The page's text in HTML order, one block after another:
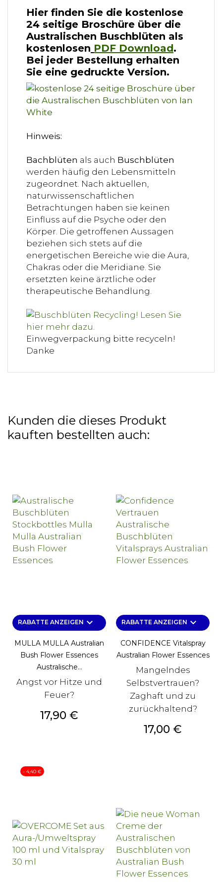
Hier finden Sie die kostenlose
24 seitige Broschüre über die
Australischen Buschblüten als
kostenlosen PDF Download.
Bei jeder Bestellung erhalten
Sie eine gedruckte Version.
Hinweis:
Bachblüten als auch Buschblüten
werden häufig den Lebensmitteln
zugeordnet. Nach aktuellen,
naturwissenschaftlichen
Betrachtungen haben sie keinen
Einfluss auf die Psyche oder den
Körper. Die getroffenen Aussagen
beziehen sich stets auf die
energetischen Bereiche wie die Aura,
Chakras oder die Meridiane. Sie
ersetzten keine ärztliche oder
therapeutische Behandlung.
Einwegverpackung bitte recyceln!
Danke
Kunden die dieses Produkt
kauften bestellten auch:
RABATTE ANZEIGEN keyboard_arrow_down
MULLA MULLA Australian
Bush Flower Essences
Australische...
Angst vor Hitze und
Feuer?
Preis
17,90 €
RABATTE ANZEIGEN keyboard_arrow_down
CONFIDENCE Vitalspray
Australian Flower Essences
Mangelndes
Selbstvertrauen?
Zaghaft und zu
zurückhaltend?
Preis
17,00 €
- 4,40 €